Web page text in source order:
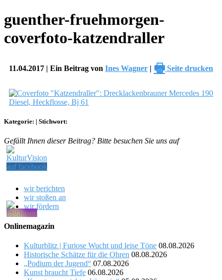
guenther-fruehmorgen-
coverfoto-katzendraller
11.04.2017 | Ein Beitrag von Ines Wagner | 🖶 Seite drucken
Kategorie: | Stichwort:
Gefällt Ihnen dieser Beitrag? Bitte besuchen Sie uns auf
wir berichten
wir stoßen an
wir fördern
Onlinemagazin
Kulturblitz | Furiose Wucht und leise Töne 08.08.2026
Historische Schätze für die Ohren 08.08.2026
„Podium der Jugend“ 07.08.2026
Kunst braucht Tiefe 06.08.2026